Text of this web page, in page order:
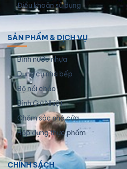
Điều khoản sử dụng
SẢN PHẨM & DỊCH VỤ
Bình nước nhựa
Dụng cụ nhà bếp
Bộ nồi chảo
Bình Giữ Nhiệt
Chăm sóc nhà cửa
Hộp đựng thực phẩm
CHÍNH SÁCH